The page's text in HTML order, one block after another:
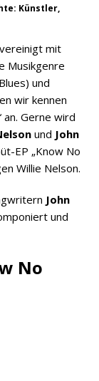
Künstler,
vereinigt mit
Musikgenre
und
wir kennen
Gerne wird
und John
EP „Know No
Willie Nelson.
John
und
No